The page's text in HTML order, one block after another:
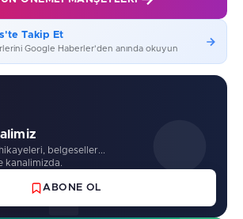
Takip Et
Google Haberler'den anında okuyun
belgeseller...
kanalimizda.
ABONE OL